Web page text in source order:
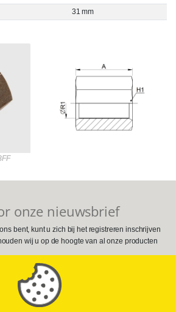
31 mm
onze nieuwsbrief
bent, kunt u zich bij het registreren inschrijven
wij u op de hoogte van al onze producten
Media